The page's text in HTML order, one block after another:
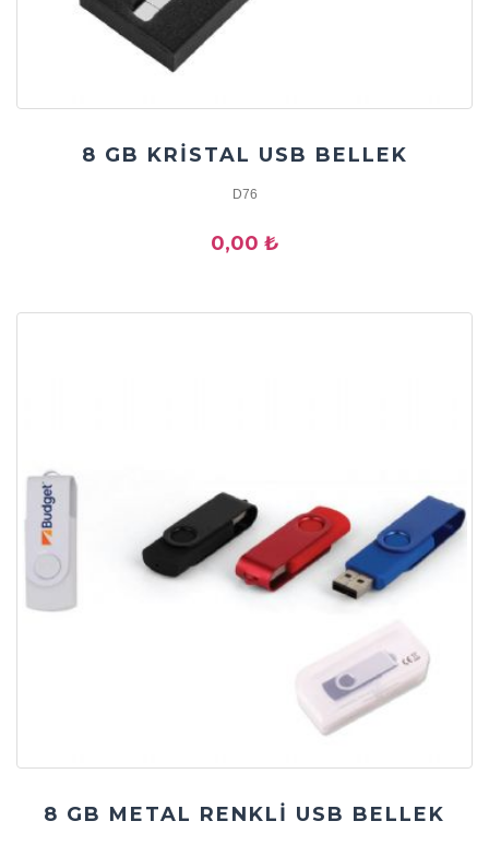
8 GB KRİSTAL USB BELLEK
D76
0,00 ₺
8 GB METAL RENKLİ USB BELLEK